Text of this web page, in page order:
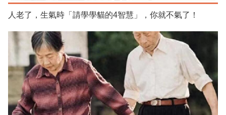
人老了，生氣時「請學學貓的4智慧」，你就不氣了！